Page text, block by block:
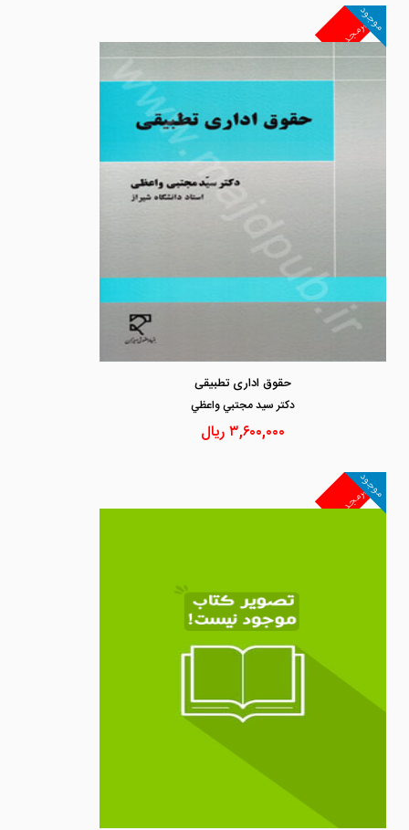
غیرمجد
موجود
حقوق اداری تطبیقی
دكتر سيد مجتبي واعظي
۳,۶۰۰,۰۰۰ریال
غیرمجد
موجود